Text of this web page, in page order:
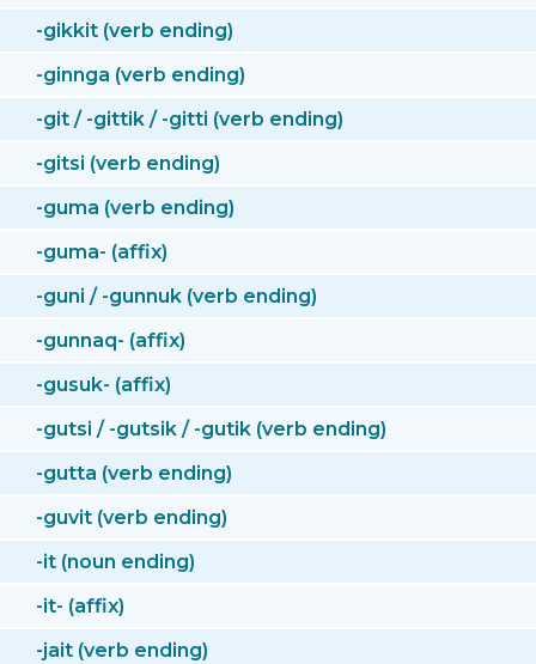
-gikkit (verb ending)
-ginnga (verb ending)
-git / -gittik / -gitti (verb ending)
-gitsi (verb ending)
-guma (verb ending)
-guma- (affix)
-guni / -gunnuk (verb ending)
-gunnaq- (affix)
-gusuk- (affix)
-gutsi / -gutsik / -gutik (verb ending)
-gutta (verb ending)
-guvit (verb ending)
-it (noun ending)
-it- (affix)
-jait (verb ending)